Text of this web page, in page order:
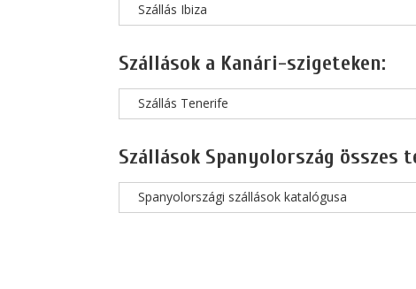
Szállás Ibiza
Szállások a Kanári-szigeteken:
Szállás Tenerife
Szállások Spanyolország összes
Spanyolországi szállások katalógusa